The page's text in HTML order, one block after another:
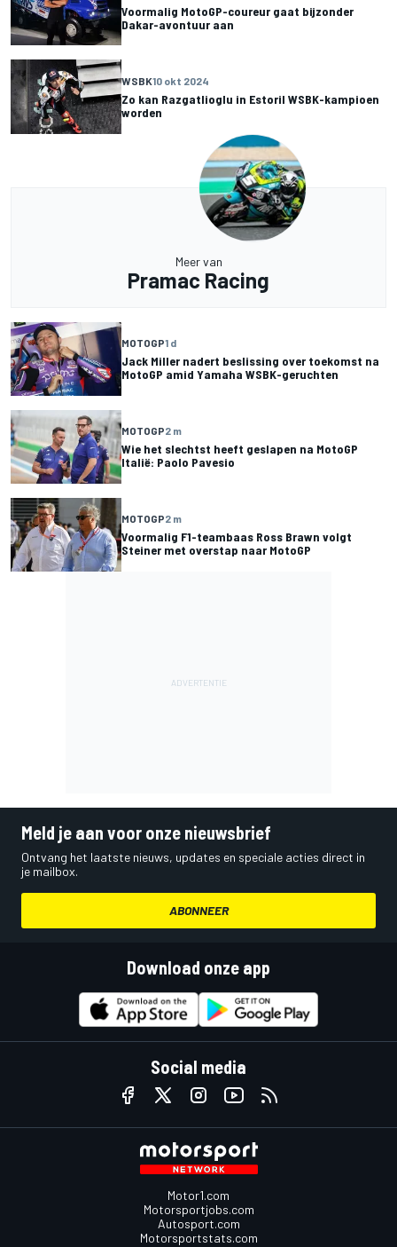
Voormalig MotoGP-coureur gaat bijzonder
Dakar-avontuur aan
WSBK10 okt 2024
Zo kan Razgatlioglu in Estoril WSBK-kampioen
worden
Meer van
Pramac Racing
MOTOGP1 d
Jack Miller nadert beslissing over toekomst na
MotoGP amid Yamaha WSBK-geruchten
MOTOGP2 m
Wie het slechtst heeft geslapen na MotoGP
Italië: Paolo Pavesio
MOTOGP2 m
Voormalig F1-teambaas Ross Brawn volgt
Steiner met overstap naar MotoGP
Meld je aan voor onze nieuwsbrief
Ontvang het laatste nieuws, updates en speciale acties direct in
je mailbox.
ABONNEER
Download onze app
Social media
Motor1.com
Motorsportjobs.com
Autosport.com
Motorsportstats.com